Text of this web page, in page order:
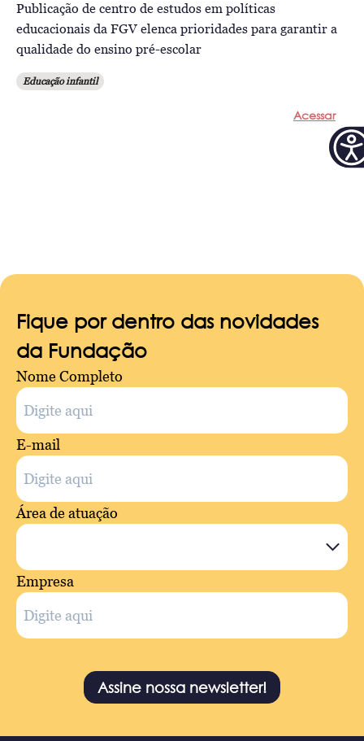
Publicação de centro de estudos em políticas
educacionais da FGV elenca prioridades para garantir a
qualidade do ensino pré-escolar
Educação infantil
Acessar
Fique por dentro das novidades
da Fundação
Nome Completo
E-mail
Área de atuação
Empresa
Assine nossa newsletter!